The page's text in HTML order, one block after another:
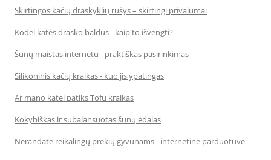
Skirtingos kačių draskyklių rūšys – skirtingi privalumai
Kodėl katės drasko baldus - kaip to išvengti?
Šunų maistas internetu - praktiškas pasirinkimas
Silikoninis kačių kraikas - kuo jis ypatingas
Ar mano katei patiks Tofu kraikas
Kokybiškas ir subalansuotas šunų ėdalas
Nerandate reikalingų prekių gyvūnams - internetinė parduotuvė